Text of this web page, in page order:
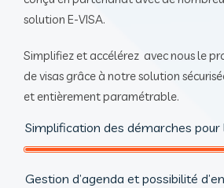
solution E-VISA.
Simplifiez et accélérez avec nous le
de visas grâce à notre solution
et entièrement paramétrable.
Simplification des démarches
Gestion d’agenda et possibilité